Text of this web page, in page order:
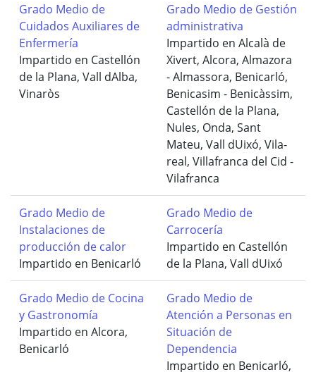
Grado Medio de
Cuidados Auxiliares de
Enfermería
Impartido en Castellón
de la Plana, Vall dAlba,
Vinaròs
Grado Medio de Gestión
administrativa
Impartido en Alcalà de
Xivert, Alcora, Almazora
- Almassora, Benicarló,
Benicasim - Benicàssim,
Castellón de la Plana,
Nules, Onda, Sant
Mateu, Vall dUixó, Vila-
real, Villafranca del Cid -
Vilafranca
Grado Medio de
Instalaciones de
producción de calor
Impartido en Benicarló
Grado Medio de
Carrocería
Impartido en Castellón
de la Plana, Vall dUixó
Grado Medio de Cocina
y Gastronomía
Impartido en Alcora,
Benicarló
Grado Medio de
Atención a Personas en
Situación de
Dependencia
Impartido en Benicarló,